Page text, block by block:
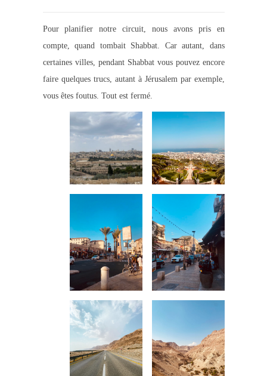
Pour planifier notre circuit, nous avons pris en
compte, quand tombait Shabbat. Car autant, dans
certaines villes, pendant Shabbat vous pouvez encore
faire quelques trucs, autant à Jérusalem par exemple,
vous êtes foutus. Tout est fermé.